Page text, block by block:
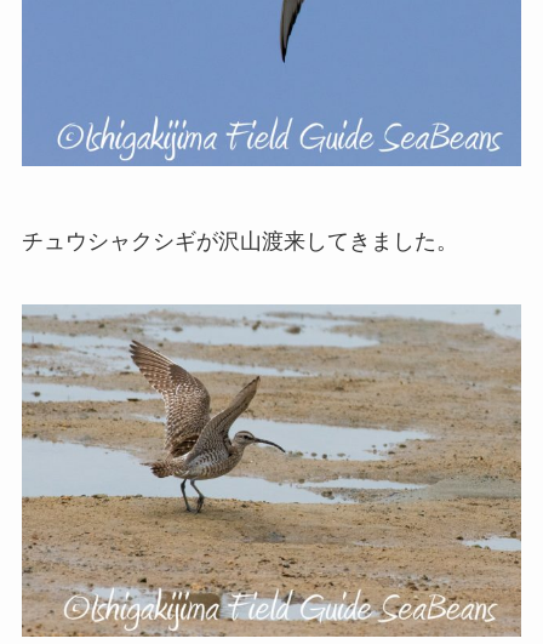
チュウシャクシギが沢山渡来してきました。